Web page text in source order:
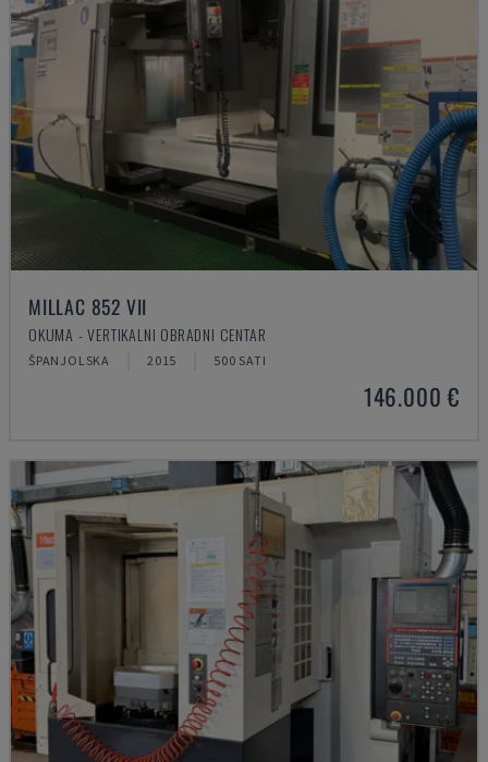
MILLAC 852 VII
OKUMA - VERTIKALNI OBRADNI CENTAR
ŠPANJOLSKA 2015 500 SATI
146.000 €